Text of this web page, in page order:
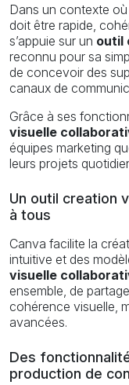
Dans un contexte
doit être rapide,
s’appuie sur un outil
reconnu pour sa
de concevoir des
canaux de
Grâce à ses
visuelle
équipes marketing
leurs projets
Un outil creation
à tous
Canva facilite la
intuitive et des
visuelle
ensemble, de
cohérence visuelle,
avancées.
Des
production de